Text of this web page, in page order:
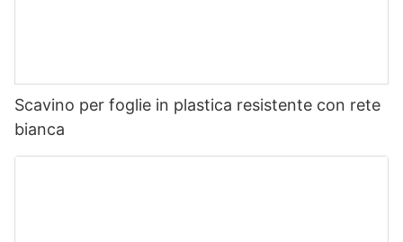
Scavino per foglie in plastica resistente con rete
bianca